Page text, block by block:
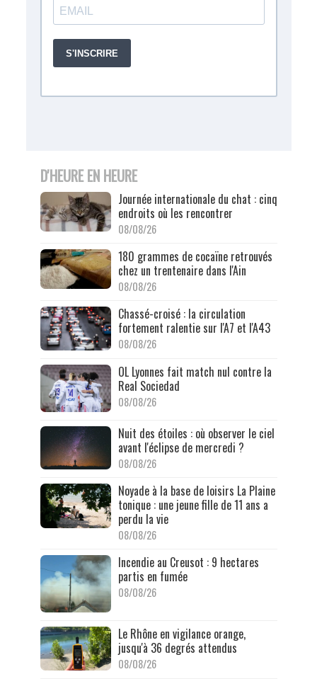
D'HEURE EN HEURE
Journée internationale du chat : cinq
endroits où les rencontrer
08/08/26
180 grammes de cocaïne retrouvés
chez un trentenaire dans l'Ain
08/08/26
Chassé-croisé : la circulation
fortement ralentie sur l'A7 et l'A43
08/08/26
OL Lyonnes fait match nul contre la
Real Sociedad
08/08/26
Nuit des étoiles : où observer le ciel
avant l'éclipse de mercredi ?
08/08/26
Noyade à la base de loisirs La Plaine
tonique : une jeune fille de 11 ans a
perdu la vie
08/08/26
Incendie au Creusot : 9 hectares
partis en fumée
08/08/26
Le Rhône en vigilance orange,
jusqu'à 36 degrés attendus
08/08/26